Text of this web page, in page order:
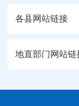
各县网站链接
地直部门网站链